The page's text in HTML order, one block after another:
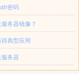
密码
务器镜像？
典型应用
务器